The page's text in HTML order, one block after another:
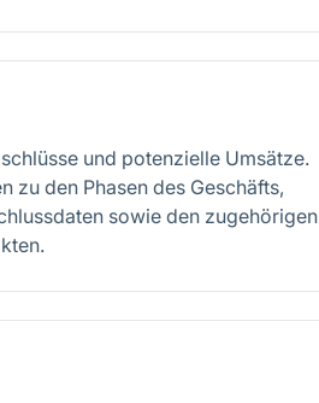
und potenzielle Umsätze.
zu den Phasen des Geschäfts,
sowie den zugehörigen